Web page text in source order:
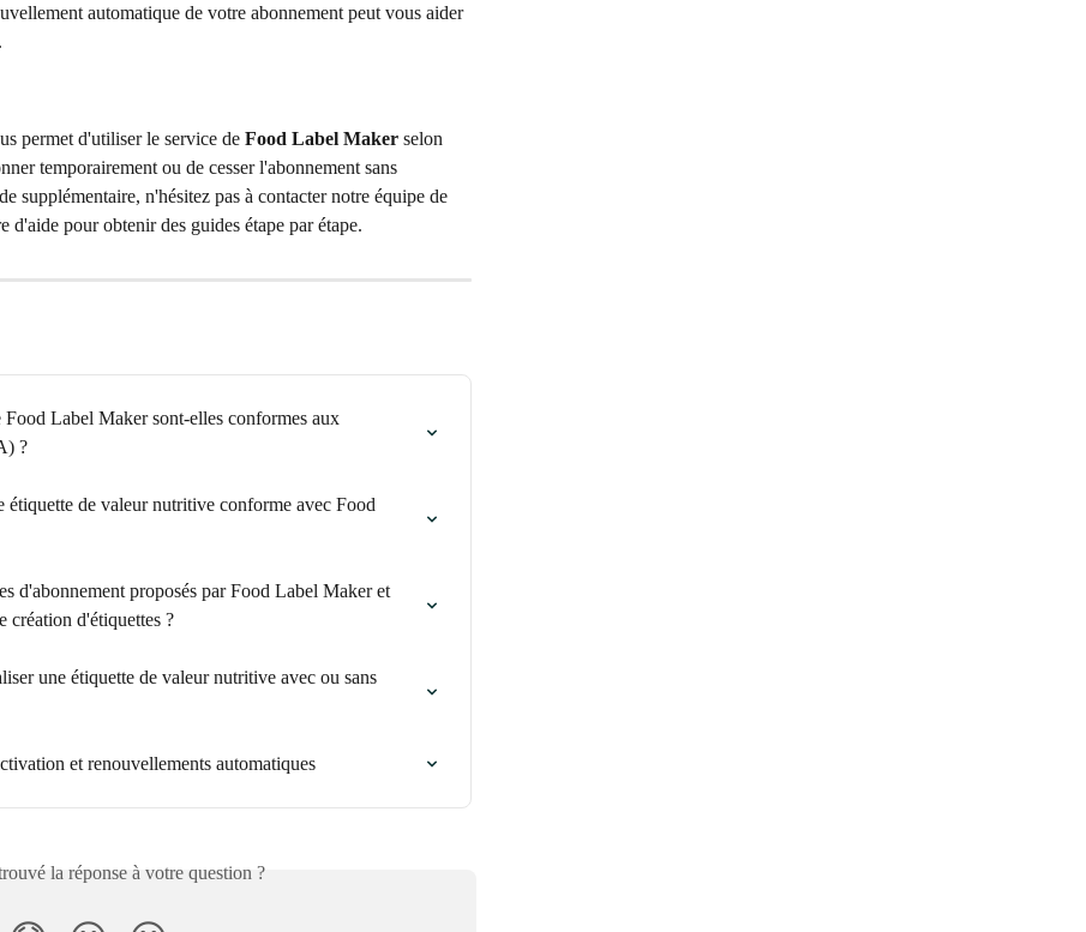
automatique de votre abonnement peut vous aider
permet d'utiliser le service de Food Label Maker selon
temporairement ou de cesser l'abonnement sans
supplémentaire, n'hésitez pas à contacter notre équipe de
d'aide pour obtenir des guides étape par étape.
Label Maker sont-elles conformes aux
?
étiquette de valeur nutritive conforme avec Food
d'abonnement proposés par Food Label Maker et
création d'étiquettes ?
une étiquette de valeur nutritive avec ou sans
et renouvellements automatiques
la réponse à votre question ?